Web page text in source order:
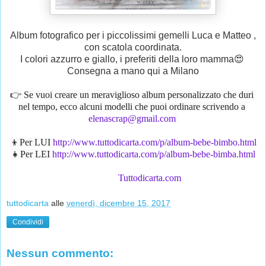
Album fotografico per i piccolissimi gemelli Luca e Matteo ,
con scatola coordinata.
I colori azzurro e giallo, i preferiti della loro mamma😍
Consegna a mano qui a Milano
👉 Se vuoi creare un meraviglioso album personalizzato che duri
elenascrap@gmail.com
👦Per LUI http://www.tuttodicarta.com/p/album-bebe-bimbo.html
👧Per LEI http://www.tuttodicarta.com/p/album-bebe-bimba.html
Tuttodicarta.com
tuttodicarta alle venerdì, dicembre 15, 2017
Condividi
Nessun commento: